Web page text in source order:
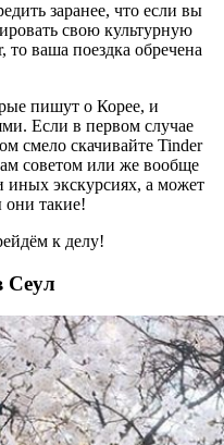
заранее, что если вы
свою культурную
ваша поездка обречена
пишут о Корее, и
Если в первом случае
смело скачивайте Tinder
советом или же вообще
иных экскурсиях, а может
такие!
к делу!
Сеул